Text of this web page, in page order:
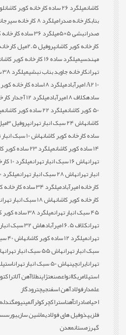
کاشانمیلگرد 26 ساده کارخانه کویر کاشان
بنابکارخانه صدرامیلگرد 8 کارخانه سیرجان
صدرانبشی 5×5 میلگرد 36 ساده کارخانه کویر کاشان
کارخانه کویر کاشانپروفیل 2.5میل کارخانه صدرا
مهندسیمیلگرد ساده 16 کارخانه کویر کاشان
تهرانکارخانه جاوید بناب نبشیمیلگرد 38 ساده کارخانه کویر کاشان
10 A2 امیرآباد
میلگرد 18ساده کارخانه کویر کاشان
سادهکلاف 8 امیرآباد میلگرد 12 آجدار کارخانه سیرجان
50 کویر کاشان
میلگرد 22 ساده کویر کاشان
کاشانهاش 24 سبک انبار تهران پروفیل 3میل کارخانه صدرا
ساده کارخانه کویر کاشانهاش 10 سبک انبار تهران
14 ساده کویر کاشان
میلگرد 23 ساده کویر کاشان
تهرانهاش 16 سبک انبار تهران میلگرد 10 کارخانه سیرجان
انبار تهرانهاش 28 سبک انبار تهران میلگرد 20 ساده کویر کاشان
کارخانه امیرآبادمیلگرد 34 ساده کارخانه کویر کاشان
کارخانه کویر کاشانهاش 18 سبک انبار تهران
45 سبک انبار تهران
میلگرد 38 ساده کویر کاشان
تهرانکلاف 6.5 امیرآباد هاش 32 سبک انبار تهران
تهرانمیلگرد 12 ساده کویر کاشان هاش 40 سبک انبار تهران
سبک انبار تهرانهاش 55 سبک انبار تهران
تهرانایرانچینهاش 50 سبک انبار تهران استیل
استیلامریکاانواعصنعتژاپنطلاآهن آلات
علمدارفولادآهن اسفنجیچترودگاز
احیاصادراتآهناستراکچرکولرآلمینیوم
فلزیپذوفیل های فولادیماشین سازیبورس
گهرزمستانمعدن